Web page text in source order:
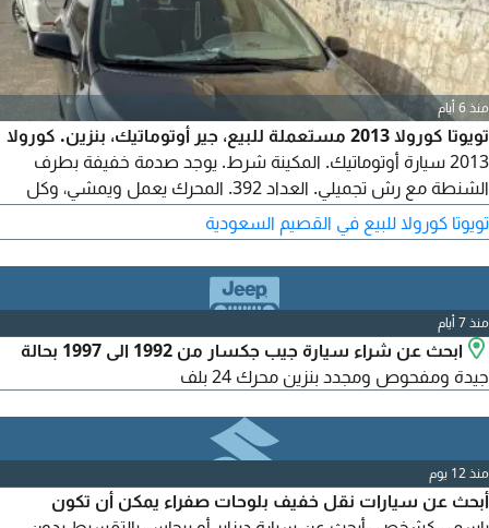
منذ 6 أيام
تويوتا كورولا 2013 مستعملة للبيع، جير أوتوماتيك، بنزين. كورولا
2013 سيارة أوتوماتيك. المكينة شرط. يوجد صدمة خفيفة بطرف
الشنطة مع رش تجميلي. العداد 392. المحرك يعمل ويمشي، وكل
يتصل الا الصامل. الموقع القصيم، عنيزة
تويوتا كورولا للبيع في القصيم السعودية
منذ 7 أيام
ابحث عن شراء سيارة جيب جكسار من 1992 الى 1997 بحالة
جيدة ومفحوص ومجدد بنزين محرك 24 بلف
منذ 12 يوم
أبحث عن سيارات نقل خفيف بلوحات صفراء يمكن أن تكون